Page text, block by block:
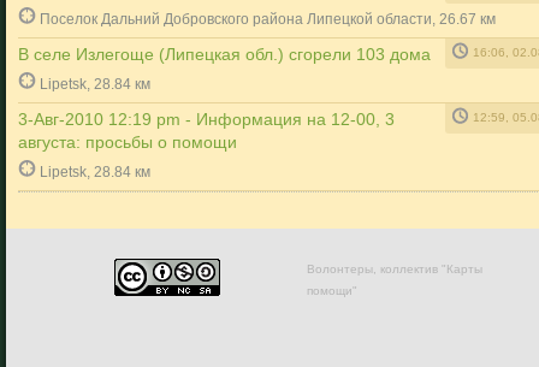
Поселок Дальний Добровского района Липецкой области, 26.67 км
В селе Излегоще (Липецкая обл.) сгорели 103 дома 16:06,
Lipetsk, 28.84 км
3-Авг-2010 12:19 pm - Информация на 12-00, 3
августа: просьбы о помощи
12:59,
Lipetsk, 28.84 км
Волонтеры, коллектив "Карты
помощи"